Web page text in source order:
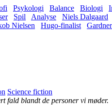
Psykologi Balance Biologi
Spil Analyse Niels Dalgaard
Nielsen Hugo-finalist
Science fiction
fald blandt de personer vi møder.